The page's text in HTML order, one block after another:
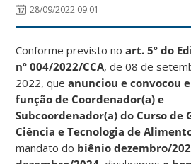
28/09/2022 09:01
Conforme previsto noart. 5º do
nº 004/2022/CCA, de 08 de
2022, queanunciou e convocou
função de Coordenador(a) e
Subcoordenador(a) do Curso de
Ciência e Tecnologia de
mandato do biênio dezembro/